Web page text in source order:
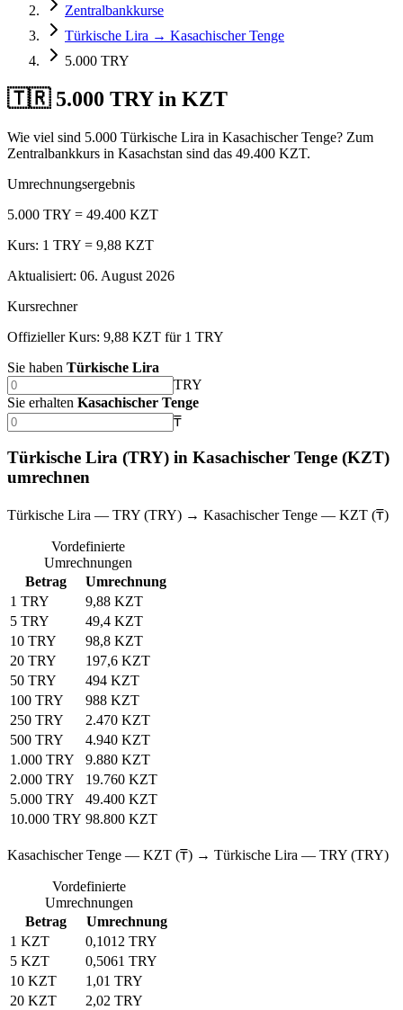
Zentralbankkurse
Türkische Lira → Kasachischer Tenge
5.000 TRY
🇹🇷 5.000 TRY in KZT
Wie viel sind 5.000 Türkische Lira in Kasachischer Tenge? Zum
Zentralbankkurs in Kasachstan sind das 49.400 KZT.
Umrechnungsergebnis
5.000 TRY = 49.400 KZT
Kurs: 1 TRY = 9,88 KZT
Aktualisiert: 06. August 2026
Kursrechner
Offizieller Kurs: 9,88 KZT für 1 TRY
Sie haben Türkische Lira
TRY
Sie erhalten Kasachischer Tenge
₸
Türkische Lira (TRY) in Kasachischer Tenge (KZT)
umrechnen
Türkische Lira — TRY (TRY) → Kasachischer Tenge — KZT (₸)
Vordefinierte
Umrechnungen
Betrag
Umrechnung
1 TRY
9,88 KZT
5 TRY
49,4 KZT
10 TRY
98,8 KZT
20 TRY
197,6 KZT
50 TRY
494 KZT
100 TRY
988 KZT
250 TRY
2.470 KZT
500 TRY
4.940 KZT
1.000 TRY
9.880 KZT
2.000 TRY
19.760 KZT
5.000 TRY
49.400 KZT
10.000 TRY 98.800 KZT
Kasachischer Tenge — KZT (₸) → Türkische Lira — TRY (TRY)
Vordefinierte
Umrechnungen
Betrag
Umrechnung
1 KZT
0,1012 TRY
5 KZT
0,5061 TRY
10 KZT
1,01 TRY
20 KZT
2,02 TRY